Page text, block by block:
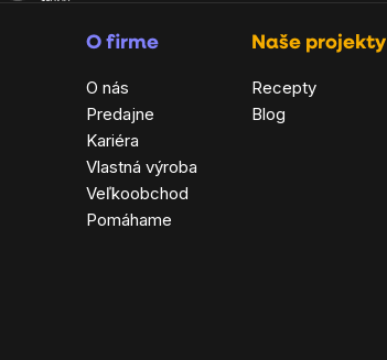
O firme
O nás
Predajne
Kariéra
Vlastná výroba
Veľkoobchod
Pomáhame
Naše projekty
Recepty
Blog